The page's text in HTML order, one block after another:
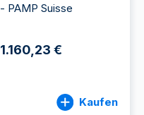
- PAMP Suisse
1.160,23 €
Kaufen